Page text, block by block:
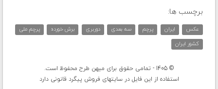
برچسب ها:
عکس ایران پرچم سه بعدی دوربری برش خورده
پرچم ملی
کشور ایران
© 1405 - تمامی حقوق برای میهن طرح محفوظ است.
استفاده از این فایل در سایتهای فروش پیگرد قانونی دارد